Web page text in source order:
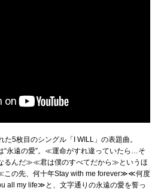
5枚目のシングル「I WILL」の表題曲。
“永遠の愛”。≪運命がすれ違っていたら…そ
るんだ≫≪君は僕のすべてだから≫というほ
この先、何十年Stay with me forever≫≪何度
all my life≫と、文字通りの永遠の愛を誓っ